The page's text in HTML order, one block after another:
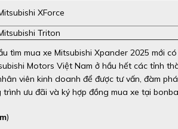
XForce
Triton
tìm mua xe Mitsubishi Xpander 2025 mới
Motors Việt Nam ở hầu hết các tỉnh
viên kinh doanh để được tư vấn, đàm
trình ưu đãi và ký hợp đồng mua xe tại
)